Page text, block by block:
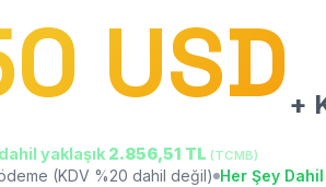
USD +
yaklaşık 2.856,51 TL (TCMB)
ödeme (KDV %20 dahil değil) Her Şey Dahil